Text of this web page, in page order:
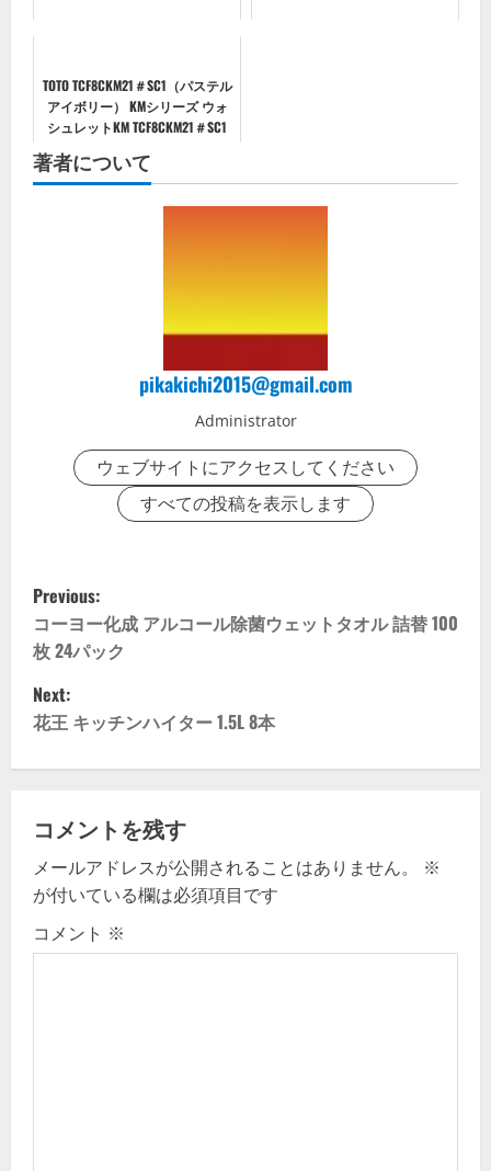
TOTO TCF8CKM21＃SC1（パステル
アイボリー） KMシリーズ ウォ
シュレットKM TCF8CKM21＃SC1
著者について
pikakichi2015@gmail.com
Administrator
ウェブサイトにアクセスしてください
すべての投稿を表示します
P
o
s
t
n
a
v
i
g
Previous:
コーヨー化成 アルコール除菌ウェットタオル 詰替 100
枚 24パック
Next:
花王 キッチンハイター 1.5L 8本
コメントを残す
メールアドレスが公開されることはありません。
※
が付いている欄は必須項目です
コメント ※